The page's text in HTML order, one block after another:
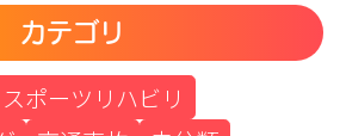
カテゴリ
スポーツリハビリ